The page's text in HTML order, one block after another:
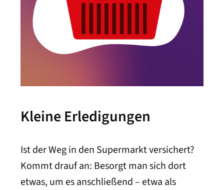
Kleine Erledigungen
Ist der Weg in den Supermarkt versichert?
Kommt drauf an: Besorgt man sich dort
etwas, um es anschließend – etwa als